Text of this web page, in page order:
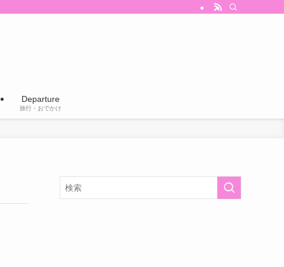
Departure
旅行・おでかけ